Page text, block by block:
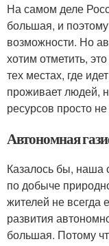
На самом деле
большая, и
возможности. Но
хотим отметить,
тех местах, где
проживает людей,
ресурсов просто не
Автономная
Казалось бы, наша
по добыче
жителей не всегда
развития
большая. Потому